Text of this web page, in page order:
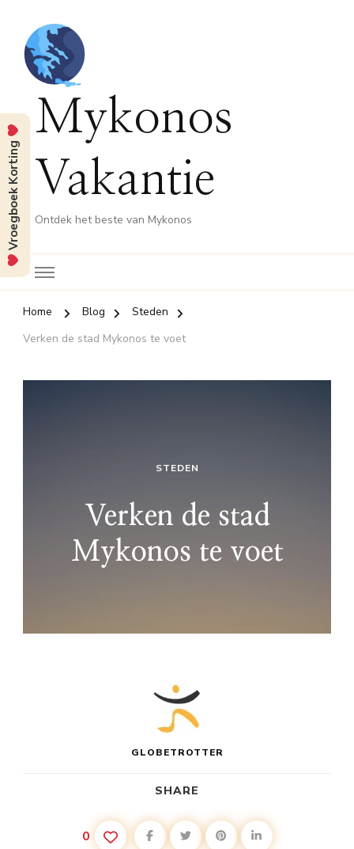
Mykonos
Vakantie
Ontdek het beste van Mykonos
Home Blog
Steden
Verken de stad Mykonos te voet
STEDEN
Verken de stad
Mykonos te voet
GLOBETROTTER
SHARE
0
Vroegboek Korting